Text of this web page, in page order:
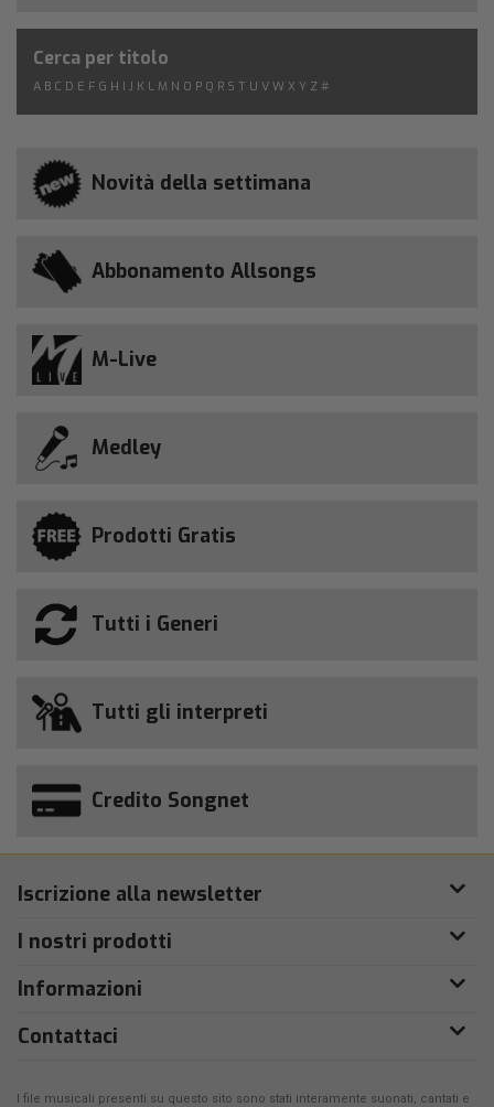
Cerca per titolo
A B C D E F G H I J K L M N O P Q R S T U V W X Y Z #
Novità della settimana
Abbonamento Allsongs
M-Live
Medley
Prodotti Gratis
Tutti i Generi
Tutti gli interpreti
Credito Songnet
Iscrizione alla newsletter
I nostri prodotti
Informazioni
Contattaci
I file musicali presenti su questo sito sono stati interamente suonati, cantati e